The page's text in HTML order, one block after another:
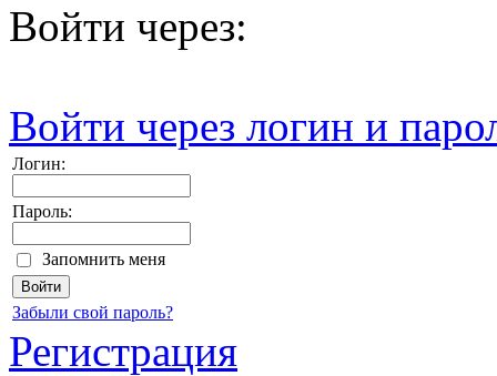
Войти через:
Войти через логин и
Логин:
Пароль:
Запомнить меня
Забыли свой пароль?
Регистрация